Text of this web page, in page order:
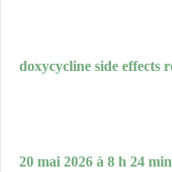
doxycycline side effects
20 mai 2026 à 8 h 24 min